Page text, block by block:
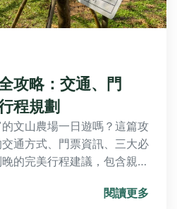
攻略：交通、門
程規劃
文山農場一日遊嗎？這篇攻
通方式、門票資訊、三大必
的完美行程建議，包含親子
閱讀更多